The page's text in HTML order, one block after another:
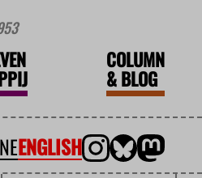
COLUMN
&BLOG
ENGLISH